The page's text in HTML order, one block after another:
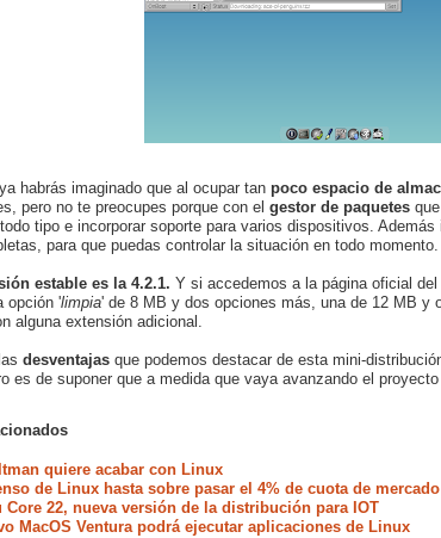
habrás imaginado que al ocupar tan poco espacio de
pero no te preocupes porque con el gestor de paquetes
tipo e incorporar soporte para varios dispositivos. Además
para que puedas controlar la situación en todo momento.
estable es la 4.2.1. Y si accedemos a la página oficial
opción 'limpia' de 8 MB y dos opciones más, una de 12 MB y
alguna extensión adicional.
desventajas que podemos destacar de esta mini-
es de suponer que a medida que vaya avanzando el
quiere acabar con Linux
de Linux hasta sobre pasar el 4% de cuota de mercado
Core 22, nueva versión de la distribución para IOT
MacOS Ventura podrá ejecutar aplicaciones de Linux